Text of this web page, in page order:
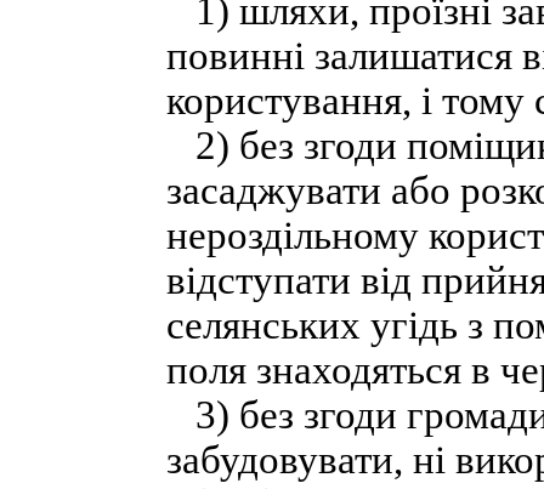
1) шляхи, проїзні
повинні залишатися
користування, і
2) без згоди
засаджувати або
нероздільному
відступати від
селянських угідь з
поля знаходяться в
3) без згоди
забудовувати, ні